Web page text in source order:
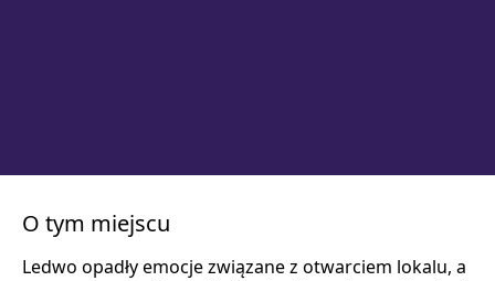
O tym miejscu
Ledwo opadły emocje związane z otwarciem lokalu, a